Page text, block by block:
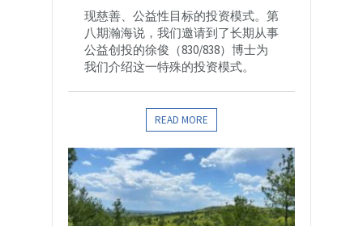
现慈善、公益性目标的投资模式。第
八期瀚海说，我们邀请到了长期从事
公益创投的徐俊（830/838）博士为
我们介绍这一特殊的投资模式。
READ MORE